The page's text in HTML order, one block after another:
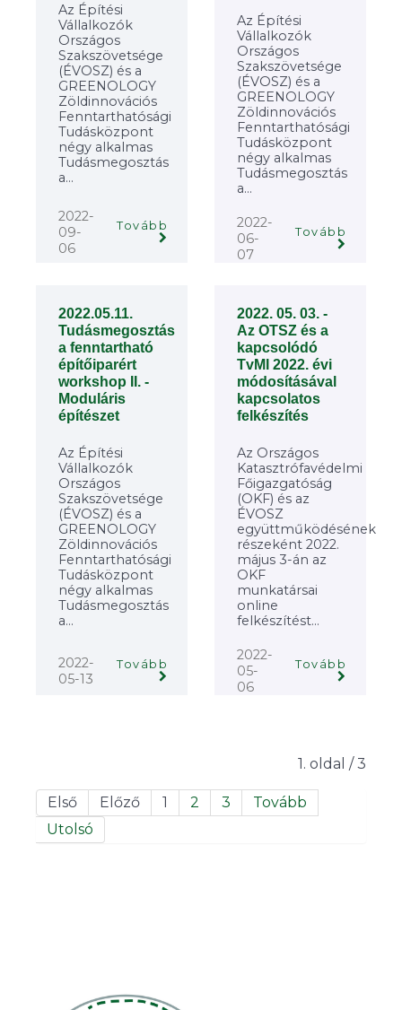
Az Építési
Vállalkozók
Országos
Szakszövetsége
(ÉVOSZ) és a
GREENOLOGY
Zöldinnovációs
Fenntarthatósági
Tudásközpont
négy alkalmas
Tudásmegosztás
a...
2022-
09-
06
Tovább
Az Építési
Vállalkozók
Országos
Szakszövetsége
(ÉVOSZ) és a
GREENOLOGY
Zöldinnovációs
Fenntarthatósági
Tudásközpont
négy alkalmas
Tudásmegosztás
a...
2022-
06-
07
Tovább
2022.05.11.
Tudásmegosztás
a fenntartható
építőiparért
workshop II. -
Moduláris
építészet
Az Építési
Vállalkozók
Országos
Szakszövetsége
(ÉVOSZ) és a
GREENOLOGY
Zöldinnovációs
Fenntarthatósági
Tudásközpont
négy alkalmas
Tudásmegosztás
a...
2022-
05-13
Tovább
2022. 05. 03. -
Az OTSZ és a
kapcsolódó
TvMI 2022. évi
módosításával
kapcsolatos
felkészítés
Az Országos
Katasztrófavédelmi
Főigazgatóság
(OKF) és az
ÉVOSZ
együttműködésének
részeként 2022.
május 3-án az
OKF
munkatársai
online
felkészítést...
2022-
05-
06
Tovább
1. oldal / 3
Első Előző 1 2 3
Tovább
Utolsó